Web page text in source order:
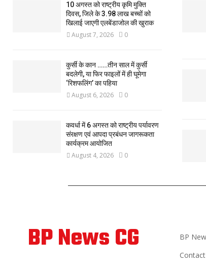
10 अगस्त को राष्ट्रीय कृमि मुक्ति
दिवस, जिले के 3.98 लाख बच्चों को
खिलाई जाएगी एलबेंडाजोल की खुराक
August 7, 2026 0
कुर्सी के कान ……तीन साल में कुर्सी
बदलेगी, या फिर फाइलों में ही घूमेगा
‘रिशफलिंग’ का पहिया
August 6, 2026 0
कवर्धा में 6 अगस्त को राष्ट्रीय पर्यावरण
संरक्षण एवं आपदा प्रबंधन जागरूकता
कार्यक्रम आयोजित
August 4, 2026 0
BP News CG
BP